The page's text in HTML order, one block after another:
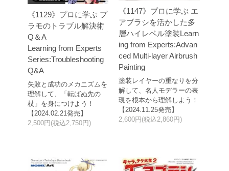
《1129》プロに学ぶ プ
ラモのトラブル解決術
Q＆A
Learning from Experts
Series:Troubleshooting
Q&A
失敗と成功のメカニズムを
理解して、「転ばぬ先の
杖」を身につけよう！
【2024.02.21発売】
2,500円(税込2,750円)
《1147》プロに学ぶ エ
アブラシを活かした多
層ハイレベル塗装Learn
ing from Experts:Advan
ced Multi-layer Airbrush
Painting
塗装レイヤーの重なりを分
解して、名人モデラーの表
現を根本から理解しよう！
【2024.11.25発売】
2,600円(税込2,860円)